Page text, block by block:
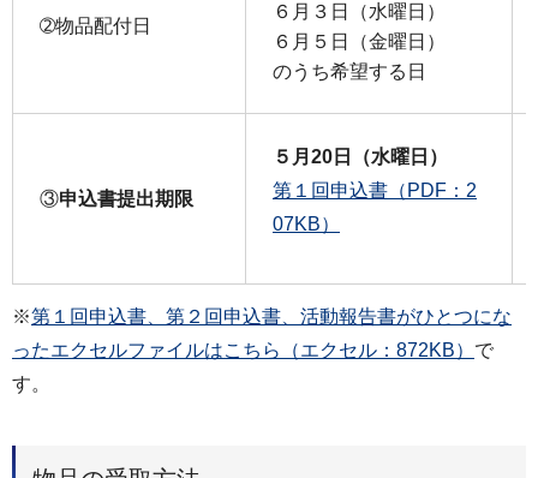
➁物品配付日
６月３日（水曜日）
６月５日（金曜日）
のうち希望する日
③申込書提出期限
５月20日（水曜日）
第１回申込書（PDF：2
07KB）
※第１回申込書、第２回申込書、活動報告書がひとつにな
ったエクセルファイルはこちら（エクセル：872KB） で
す。